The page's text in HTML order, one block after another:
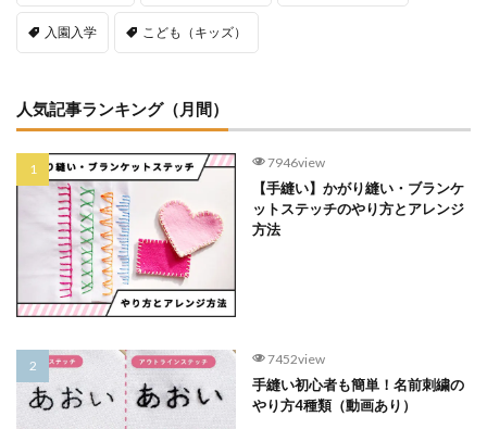
入園入学 こども（キッズ）
人気記事ランキング（月間）
7946view
【手縫い】かがり縫い・ブランケ
ットステッチのやり方とアレンジ
方法
7452view
手縫い初心者も簡単！名前刺繍の
やり方4種類（動画あり）